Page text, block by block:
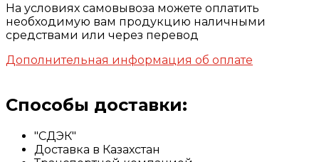
На условиях самовывоза можете оплатить
необходимую вам продукцию наличными
средствами или через перевод
Дополнительная информация об оплате
Способы доставки:
"СДЭК"
Доставка в Казахстан